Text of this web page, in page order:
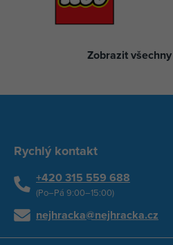
Zobrazit
Rychlý kontakt
+420 315 559 688
(Po–Pá 9:00–15:00)
nejhracka@nejhracka.cz